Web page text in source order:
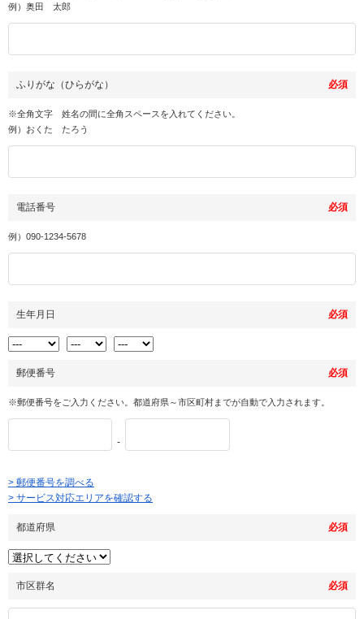
例）奥田 太郎
ふりがな（ひらがな） 必須
※全角文字 姓名の間に全角スペースを入れてください。
例）おくた たろう
電話番号 必須
例） 090-1234-5678
生年月日 必須
郵便番号 必須
※郵便番号をご入力ください。都道府県～市区町村までが自動で入力されます。
-
> 郵便番号を調べる
> サービス対応エリアを確認する
都道府県 必須
市区群名 必須